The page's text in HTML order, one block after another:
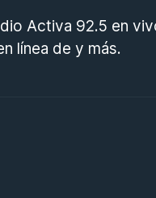
Activa 92.5 en
línea de y más.